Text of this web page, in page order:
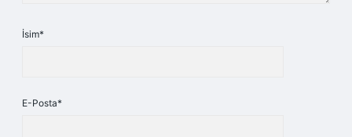
İsim*
E-Posta*